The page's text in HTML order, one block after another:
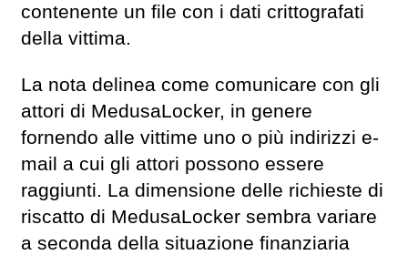
contenente un file con i dati crittografati
della vittima.
La nota delinea come comunicare con gli
attori di MedusaLocker, in genere
fornendo alle vittime uno o più indirizzi e-
mail a cui gli attori possono essere
raggiunti. La dimensione delle richieste di
riscatto di MedusaLocker sembra variare
a seconda della situazione finanziaria